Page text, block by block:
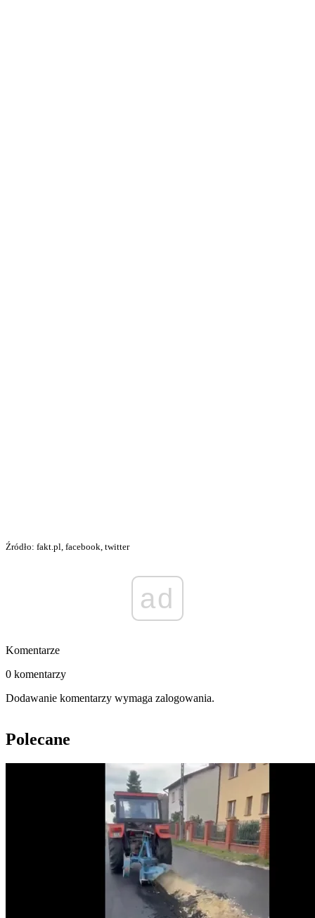
Źródło: fakt.pl, facebook, twitter
ad
Komentarze
0 komentarzy
Dodawanie komentarzy wymaga zalogowania.
Polecane